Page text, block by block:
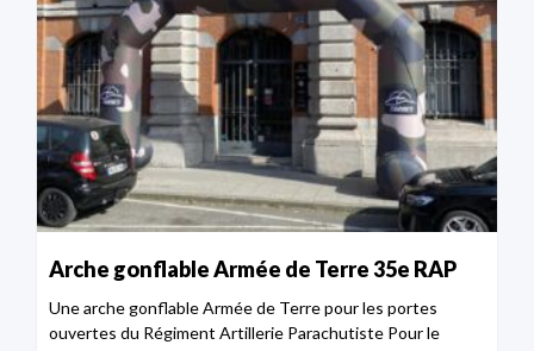
Arche gonflable Armée de Terre 35e RAP
Une arche gonflable Armée de Terre pour les portes
ouvertes du Régiment Artillerie Parachutiste Pour le